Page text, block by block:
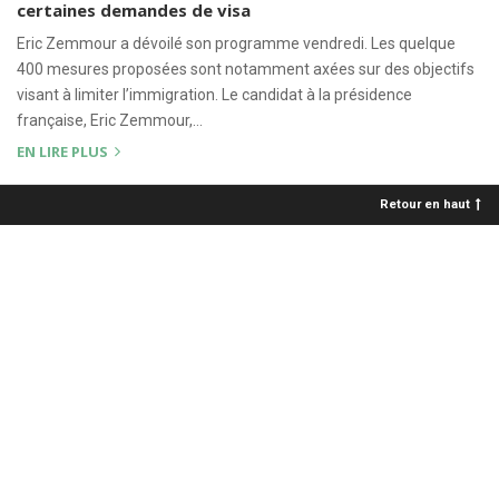
certaines demandes de visa
Eric Zemmour a dévoilé son programme vendredi. Les quelque
400 mesures proposées sont notamment axées sur des objectifs
visant à limiter l’immigration. Le candidat à la présidence
française, Eric Zemmour,…
EN LIRE PLUS
Retour en haut